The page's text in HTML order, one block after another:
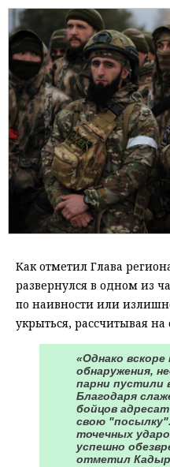
Как отметил Глава
развернулся в одном из
по наивности или
укрыться, рассчитывая
«Однако вскоре
обнаружения,
парни пустили
Благодаря
бойцов
свою
точечных
успешно
отметил